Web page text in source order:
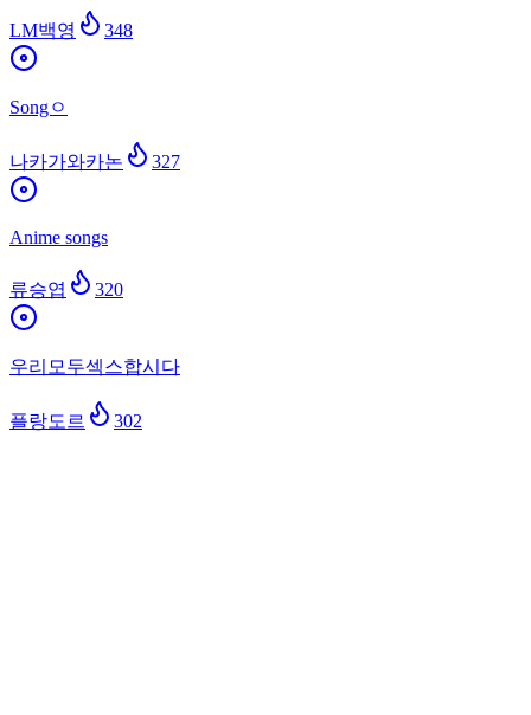
LM백영 348
Songㅇ
나카가와카논 327
Anime songs
류승엽 320
우리모두섹스합시다
플랑도르 302